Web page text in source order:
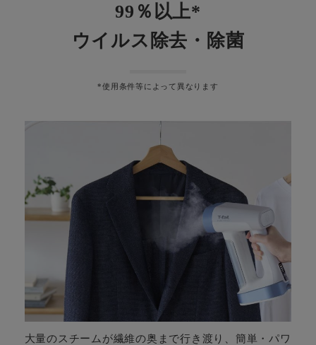
99％以上*
ウイルス除去・除菌
*使用条件等によって異なります
大量のスチームが繊維の奥まで行き渡り、簡単・パワ